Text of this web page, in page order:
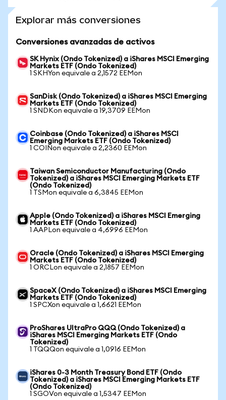
Explorar más conversiones
Conversiones avanzadas de activos
SK Hynix (Ondo Tokenized) a iShares MSCI Emerging
Markets ETF (Ondo Tokenized)
1 SKHYon equivale a 2,1572 EEMon
SanDisk (Ondo Tokenized) a iShares MSCI Emerging
Markets ETF (Ondo Tokenized)
1 SNDKon equivale a 19,3709 EEMon
Coinbase (Ondo Tokenized) a iShares MSCI
Emerging Markets ETF (Ondo Tokenized)
1 COINon equivale a 2,2360 EEMon
Taiwan Semiconductor Manufacturing (Ondo
Tokenized) a iShares MSCI Emerging Markets ETF
(Ondo Tokenized)
1 TSMon equivale a 6,3845 EEMon
Apple (Ondo Tokenized) a iShares MSCI Emerging
Markets ETF (Ondo Tokenized)
1 AAPLon equivale a 4,6996 EEMon
Oracle (Ondo Tokenized) a iShares MSCI Emerging
Markets ETF (Ondo Tokenized)
1 ORCLon equivale a 2,1857 EEMon
SpaceX (Ondo Tokenized) a iShares MSCI Emerging
Markets ETF (Ondo Tokenized)
1 SPCXon equivale a 1,6621 EEMon
ProShares UltraPro QQQ (Ondo Tokenized) a
iShares MSCI Emerging Markets ETF (Ondo
Tokenized)
1 TQQQon equivale a 1,0916 EEMon
iShares 0-3 Month Treasury Bond ETF (Ondo
Tokenized) a iShares MSCI Emerging Markets ETF
(Ondo Tokenized)
1 SGOVon equivale a 1,5347 EEMon